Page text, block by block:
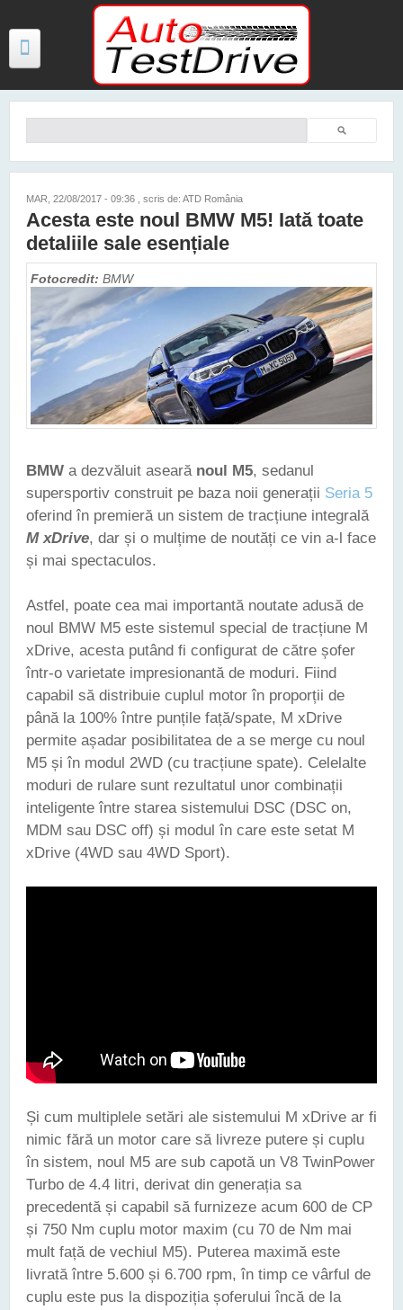
Mergi la conţinutul principal
TESTE
FOTO
PREȚURI MODELE NOI
MAȘINI ELECTRICE ȘI HIBRID
CONTACT
Căutare
MAR, 22/08/2017 - 09:36 , scris de: ATD România
Acesta este noul BMW M5! Iată toate
detaliile sale esențiale
Fotocredit: BMW
BMW a dezvăluit aseară noul M5, sedanul
supersportiv construit pe baza noii generații Seria 5
oferind în premieră un sistem de tracțiune integrală
M xDrive, dar și o mulțime de noutăți ce vin a-l face
și mai spectaculos.
Astfel, poate cea mai importantă noutate adusă de
noul BMW M5 este sistemul special de tracțiune M
xDrive, acesta putând fi configurat de către șofer
într-o varietate impresionantă de moduri. Fiind
capabil să distribuie cuplul motor în proporții de
până la 100% între punțile față/spate, M xDrive
permite așadar posibilitatea de a se merge cu noul
M5 și în modul 2WD (cu tracțiune spate). Celelalte
moduri de rulare sunt rezultatul unor combinații
inteligente între starea sistemului DSC (DSC on,
MDM sau DSC off) și modul în care este setat M
xDrive (4WD sau 4WD Sport).
Și cum multiplele setări ale sistemului M xDrive ar fi
nimic fără un motor care să livreze putere și cuplu
în sistem, noul M5 are sub capotă un V8 TwinPower
Turbo de 4.4 litri, derivat din generația sa
precedentă și capabil să furnizeze acum 600 de CP
și 750 Nm cuplu motor maxim (cu 70 de Nm mai
mult față de vechiul M5). Puterea maximă este
livrată între 5.600 și 6.700 rpm, în timp ce vârful de
cuplu este pus la dispoziția șoferului încă de la